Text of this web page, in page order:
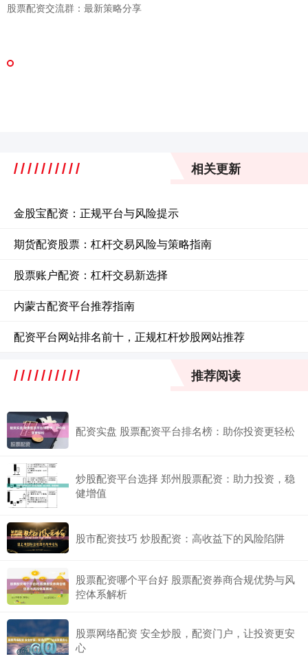
股票配资交流群：最新策略分享
相关更新
金股宝配资：正规平台与风险提示
期货配资股票：杠杆交易风险与策略指南
股票账户配资：杠杆交易新选择
内蒙古配资平台推荐指南
配资平台网站排名前十，正规杠杆炒股网站推荐
推荐阅读
配资实盘 股票配资平台排名榜：助你投资更轻松
炒股配资平台选择 郑州股票配资：助力投资，稳
健增值
股市配资技巧 炒股配资：高收益下的风险陷阱
股票配资哪个平台好 股票配资券商合规优势与风
控体系解析
股票网络配资 安全炒股，配资门户，让投资更安
心